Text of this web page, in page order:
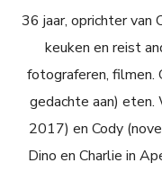
36 jaar, oprichter van
keuken en reist
fotograferen, filmen.
gedachte aan)
2017) en Cody
Dino en Charlie in